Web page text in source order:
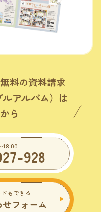
料の資料請求
ルアルバム）は
ら
18:00 928
もできる
フォーム